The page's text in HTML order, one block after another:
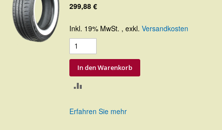
299,88 €
Inkl. 19% MwSt. , exkl. Versandkosten
In den Warenkorb
Erfahren Sie mehr